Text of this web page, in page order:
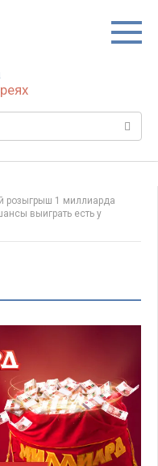
розыгрыш 1 миллиарда
выиграть есть у